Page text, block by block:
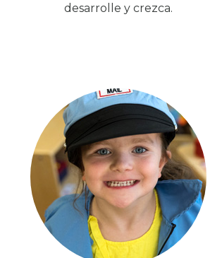
desarrolle y crezca.